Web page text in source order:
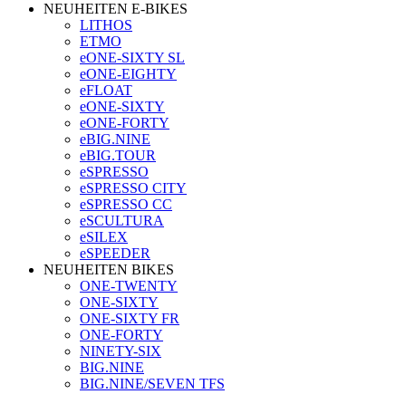
NEUHEITEN E-BIKES
LITHOS
ETMO
eONE-SIXTY SL
eONE-EIGHTY
eFLOAT
eONE-SIXTY
eONE-FORTY
eBIG.NINE
eBIG.TOUR
eSPRESSO
eSPRESSO CITY
eSPRESSO CC
eSCULTURA
eSILEX
eSPEEDER
NEUHEITEN BIKES
ONE-TWENTY
ONE-SIXTY
ONE-SIXTY FR
ONE-FORTY
NINETY-SIX
BIG.NINE
BIG.NINE/SEVEN TFS